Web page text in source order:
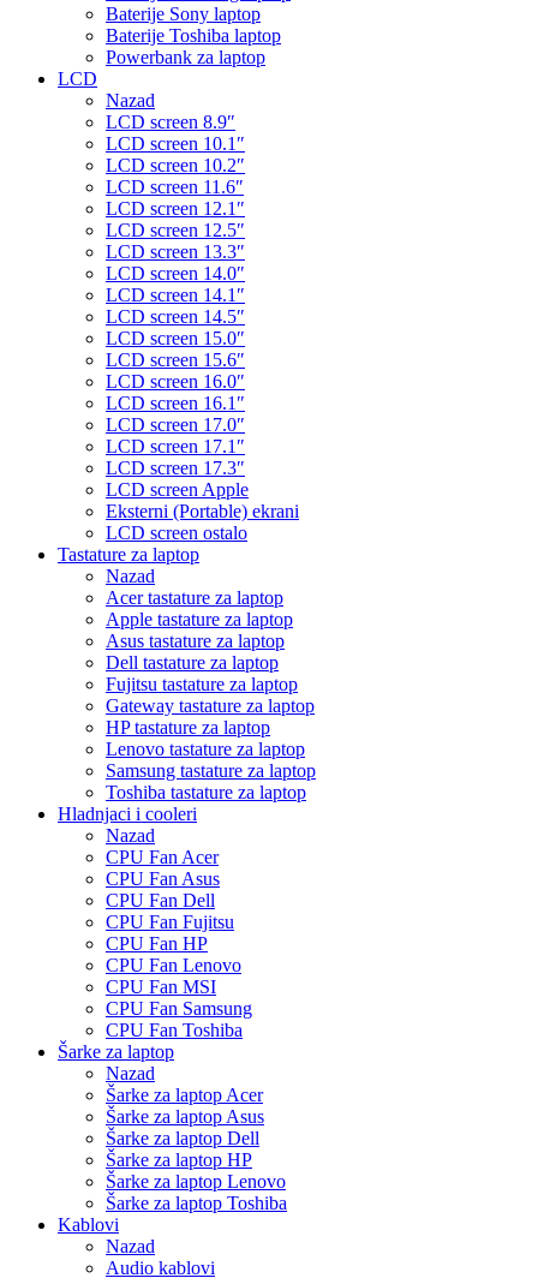
Baterije Sony laptop
Baterije Toshiba laptop
Powerbank za laptop
LCD
Nazad
LCD screen 8.9″
LCD screen 10.1″
LCD screen 10.2″
LCD screen 11.6″
LCD screen 12.1″
LCD screen 12.5″
LCD screen 13.3″
LCD screen 14.0″
LCD screen 14.1″
LCD screen 14.5″
LCD screen 15.0″
LCD screen 15.6″
LCD screen 16.0″
LCD screen 16.1″
LCD screen 17.0″
LCD screen 17.1″
LCD screen 17.3″
LCD screen Apple
Eksterni (Portable) ekrani
LCD screen ostalo
Tastature za laptop
Nazad
Acer tastature za laptop
Apple tastature za laptop
Asus tastature za laptop
Dell tastature za laptop
Fujitsu tastature za laptop
Gateway tastature za laptop
HP tastature za laptop
Lenovo tastature za laptop
Samsung tastature za laptop
Toshiba tastature za laptop
Hladnjaci i cooleri
Nazad
CPU Fan Acer
CPU Fan Asus
CPU Fan Dell
CPU Fan Fujitsu
CPU Fan HP
CPU Fan Lenovo
CPU Fan MSI
CPU Fan Samsung
CPU Fan Toshiba
Šarke za laptop
Nazad
Šarke za laptop Acer
Šarke za laptop Asus
Šarke za laptop Dell
Šarke za laptop HP
Šarke za laptop Lenovo
Šarke za laptop Toshiba
Kablovi
Nazad
Audio kablovi